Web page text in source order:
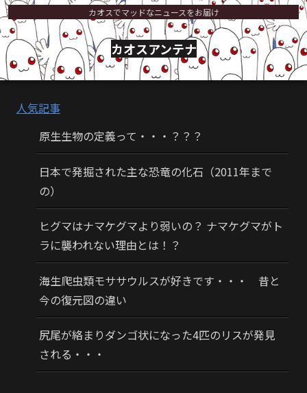
カオスでマッドなニュースをお届け
カオスアンテナ
人気記事
原生生物の定義って・・・？？？
日本で発掘された主な恐竜の化石（2011年まで
の）
ヒグマはナマケグマより弱いの？ ナマケグマがト
ラに襲われない理由とは！？
海生爬虫類モササウルスが好きです・・・ 昔と
今の復元図の違い
尻尾が絡まりダンゴ状になった4匹のリスが発見
される・・・